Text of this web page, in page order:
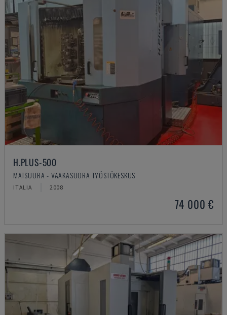
H.PLUS-500
MATSUURA - VAAKASUORA TYÖSTÖKESKUS
ITALIA 2008
74 000 €